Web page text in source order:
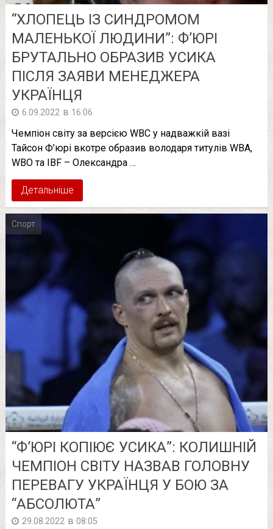
“ХЛОПЕЦЬ ІЗ СИНДРОМОМ
МАЛЕНЬКОЇ ЛЮДИНИ”: Ф’ЮРІ
БРУТАЛЬНО ОБРАЗИВ УСИКА
ПІСЛЯ ЗАЯВИ МЕНЕДЖЕРА
УКРАЇНЦЯ
6.09.2022 в 16:06
Чемпіон світу за версією WBC у надважкій вазі
Тайсон Ф’юрі вкотре образив володаря титулів WBA,
WBO та IBF – Олександра …
Детальніше
Спорт
“Ф’ЮРІ КОПІЮЄ УСИКА”: КОЛИШНІЙ
ЧЕМПІОН СВІТУ НАЗВАВ ГОЛОВНУ
ПЕРЕВАГУ УКРАЇНЦЯ У БОЮ ЗА
“АБСОЛЮТА”
29.08.2022 в 08:05